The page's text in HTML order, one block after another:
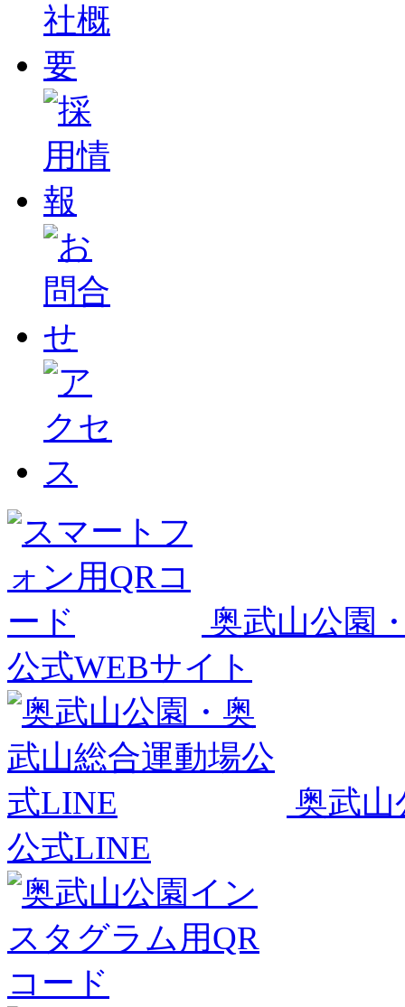
奥武山公園
公式WEBサイト
奥武山
公式LINE